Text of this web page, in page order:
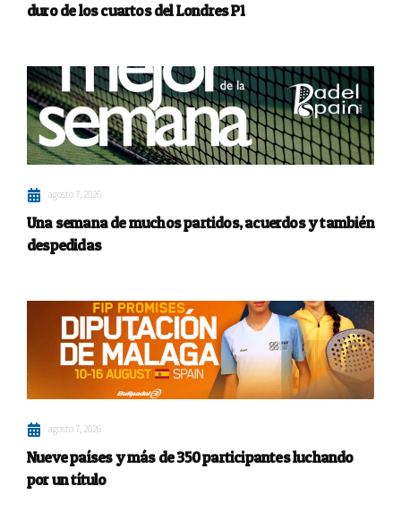
duro de los cuartos del Londres P1
agosto 7, 2026
Una semana de muchos partidos, acuerdos y también
despedidas
agosto 7, 2026
Nueve países y más de 350 participantes luchando
por un título